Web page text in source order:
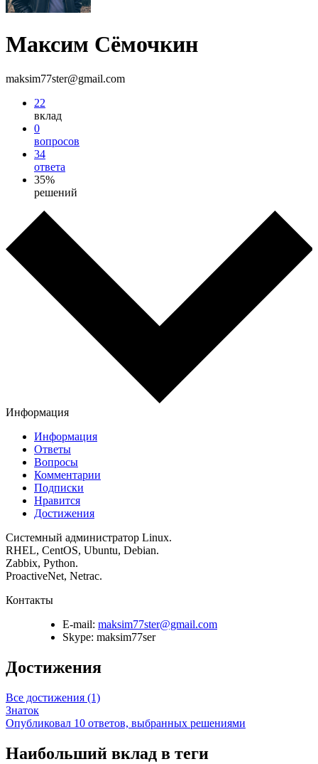
Максим Сёмочкин
maksim77ster@gmail.com
22
вклад
0
вопросов
34
ответа
35%
решений
Информация
Информация
Ответы
Вопросы
Комментарии
Подписки
Нравится
Достижения
Системный администратор Linux.
RHEL, CentOS, Ubuntu, Debian.
Zabbix, Python.
ProactiveNet, Netrac.
Контакты
E-mail: maksim77ster@gmail.com
Skype: maksim77ser
Достижения
Все достижения (1)
Знаток
Опубликовал 10 ответов, выбранных решениями
Наибольший вклад в теги